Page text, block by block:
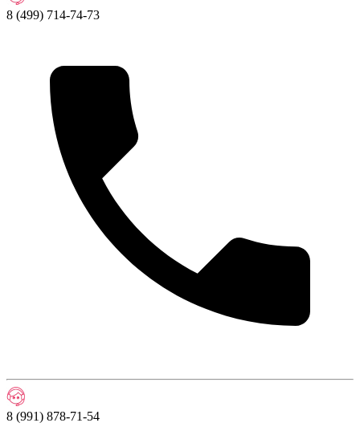
8 (499) 714-74-73
8 (991) 878-71-54